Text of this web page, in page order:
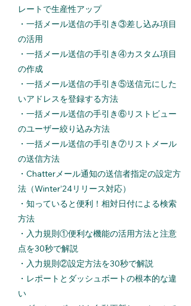
レートで生産性アップ
​・ 一括メール送信の手引き③差し込み項目
の活用
・一括メール送信の手引き④カスタム項目
の作成
・一括メール送信の手引き⑤送信元にした
いアドレスを登録する方法
・一括メール送信の手引き⑥リストビュー
のユーザー絞り込み方法
​・ 一括メール送信の手引き⑦リストメール
の送信方法
​・ Chatterメール通知の送信者指定の設定方
法（Winter’24リリース対応）
​・ 知っていると便利！相対日付による検索
方法
・ 入力規則①便利な機能の活用方法と注意
点を30秒で解説
・ 入力規則②設定方法を30秒で解説
・ レポートとダッシュボートの根本的な違
い